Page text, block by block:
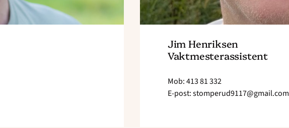
Jim Henriksen
Vaktmesterassistent
Mob: 413 81 332
E-post: stomperud9117@gmail.com